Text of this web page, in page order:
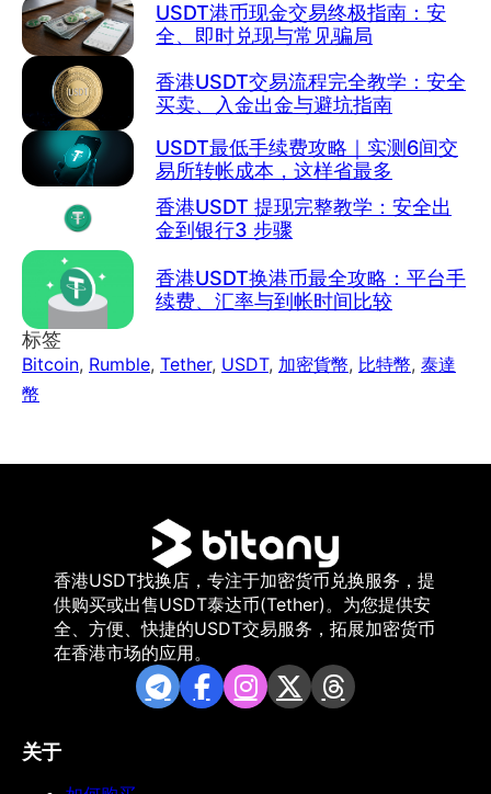
USDT港币现金交易终极指南：安
全、即时兑现与常见骗局
香港USDT交易流程完全教学：安全
买卖、入金出金与避坑指南
USDT最低手续费攻略｜实测6间交
易所转帐成本，这样省最多
香港USDT 提现完整教学：安全出
金到银行3 步骤
香港USDT换港币最全攻略：平台手
续费、汇率与到帐时间比较
标签
Bitcoin, Rumble, Tether, USDT, 加密貨幣, 比特幣, 泰達
幣
香港USDT找换店，专注于加密货币兑换服务，提
供购买或出售USDT泰达币(Tether)。为您提供安
全、方便、快捷的USDT交易服务，拓展加密货币
在香港市场的应用。
关于